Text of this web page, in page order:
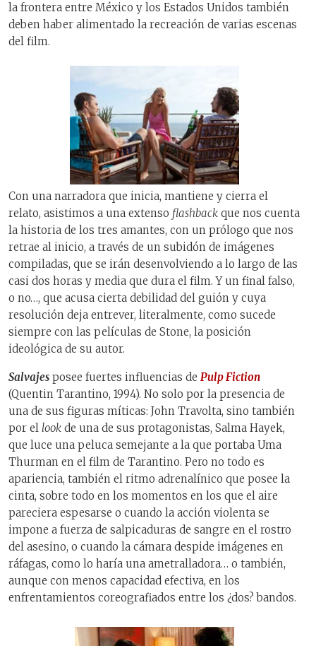
la frontera entre México y los Estados Unidos también
deben haber alimentado la recreación de varias escenas
del film.
Con una narradora que inicia, mantiene y cierra el
relato, asistimos a una extenso flashback que nos cuenta
la historia de los tres amantes, con un prólogo que nos
retrae al inicio, a través de un subidón de imágenes
compiladas, que se irán desenvolviendo a lo largo de las
casi dos horas y media que dura el film. Y un final falso,
o no…, que acusa cierta debilidad del guión y cuya
resolución deja entrever, literalmente, como sucede
siempre con las películas de Stone, la posición
ideológica de su autor.
Salvajes posee fuertes influencias de Pulp Fiction
(Quentin Tarantino, 1994). No solo por la presencia de
una de sus figuras míticas: John Travolta, sino también
por el look de una de sus protagonistas, Salma Hayek,
que luce una peluca semejante a la que portaba Uma
Thurman en el film de Tarantino. Pero no todo es
apariencia, también el ritmo adrenalínico que posee la
cinta, sobre todo en los momentos en los que el aire
pareciera espesarse o cuando la acción violenta se
impone a fuerza de salpicaduras de sangre en el rostro
del asesino, o cuando la cámara despide imágenes en
ráfagas, como lo haría una ametralladora… o también,
aunque con menos capacidad efectiva, en los
enfrentamientos coreografiados entre los ¿dos? bandos.